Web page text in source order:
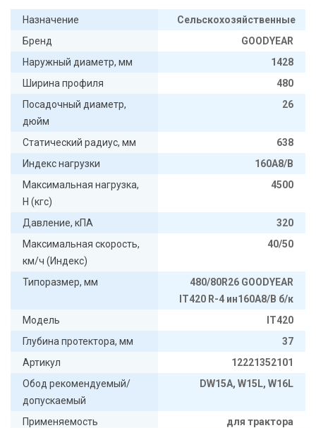
Назначение
Сельскохозяйственные
Бренд
GOODYEAR
Наружный диаметр, мм
1428
Ширина профиля
480
Посадочный диаметр,
дюйм
26
Статический радиус, мм
638
Индекс нагрузки
160A8/B
Максимальная нагрузка,
Н (кгс)
4500
Давление, кПА
320
Максимальная скорость,
км/ч (Индекс)
40/50
Типоразмер, мм
480/80R26 GOODYEAR
IT420 R-4 ин160А8/В б/к
Модель
IT420
Глубина протектора, мм
37
Артикул
12221352101
Обод рекомендуемый/
допускаемый
DW15A, W15L, W16L
Применяемость
для трактора